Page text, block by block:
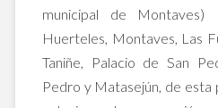
municipal de
Huerteles, Montaves, Las
Taniñe, Palacio de San
Pedro y Matasejún, de